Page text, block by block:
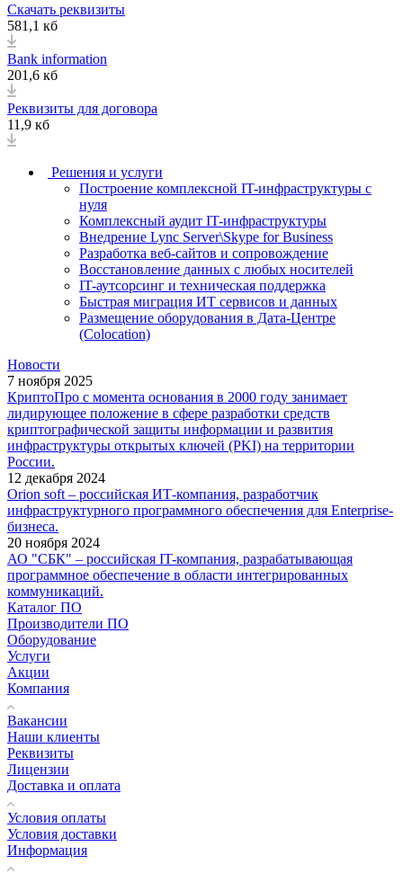
Скачать реквизиты
581,1 кб
Bank information
201,6 кб
Реквизиты для договора
11,9 кб
Решения и услуги
Построение комплексной IT-инфраструктуры с
нуля
Комплексный аудит IT-инфраструктуры
Внедрение Lync Server\Skype for Business
Разработка веб-сайтов и сопровождение
Восстановление данных с любых носителей
IT-аутсорсинг и техническая поддержка
Быстрая миграция ИТ сервисов и данных
Размещение оборудования в Дата-Центре
(Colocation)
Новости
7 ноября 2025
КриптоПро с момента основания в 2000 году занимает
лидирующее положение в сфере разработки средств
криптографической защиты информации и развития
инфраструктуры открытых ключей (PKI) на территории
России.
12 декабря 2024
Orion soft – российская ИТ-компания, разработчик
инфраструктурного программного обеспечения для Enterprise-
бизнеса.
20 ноября 2024
АО "СБК" – российская IT-компания, разрабатывающая
программное обеспечение в области интегрированных
коммуникаций.
Каталог ПО
Производители ПО
Оборудование
Услуги
Акции
Компания
Вакансии
Наши клиенты
Реквизиты
Лицензии
Доставка и оплата
Условия оплаты
Условия доставки
Информация